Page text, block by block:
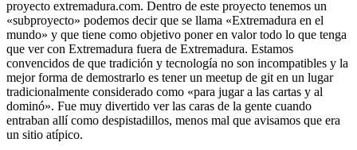
proyecto extremadura.com. Dentro de este proyecto tenemos un
«subproyecto» podemos decir que se llama «Extremadura en el
mundo» y que tiene como objetivo poner en valor todo lo que tenga
que ver con Extremadura fuera de Extremadura. Estamos
convencidos de que tradición y tecnología no son incompatibles y la
mejor forma de demostrarlo es tener un meetup de git en un lugar
tradicionalmente considerado como «para jugar a las cartas y al
dominó». Fue muy divertido ver las caras de la gente cuando
entraban allí como despistadillos, menos mal que avisamos que era
un sitio atípico.